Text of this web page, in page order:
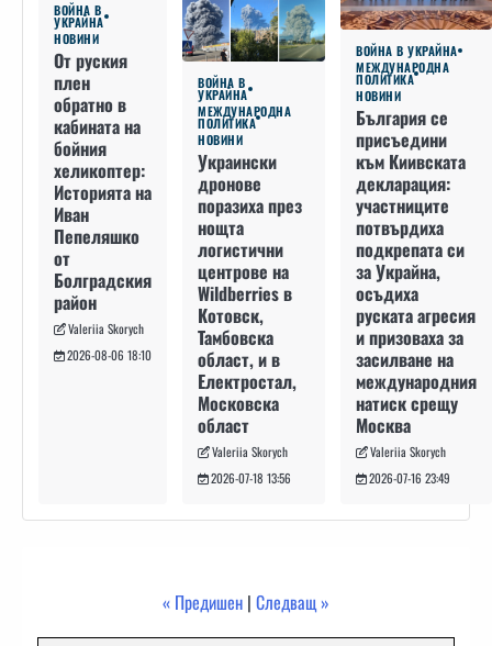
ВОЙНА В
УКРАЙНА
НОВИНИ
От руския
плен
обратно в
кабината на
бойния
хеликоптер:
Историята на
Иван
Пепеляшко
от
Болградския
район
Valeriia Skorych
2026-08-06 18:10
ВОЙНА В
УКРАЙНА
МЕЖДУНАРОДНА
ПОЛИТИКА
НОВИНИ
Украински
дронове
поразиха през
нощта
логистични
центрове на
Wildberries в
Котовск,
Тамбовска
област, и в
Електростал,
Московска
област
Valeriia Skorych
2026-07-18 13:56
ВОЙНА В УКРАЙНА
МЕЖДУНАРОДНА
ПОЛИТИКА
НОВИНИ
България се
присъедини
към Киивската
декларация:
участниците
потвърдиха
подкрепата си
за Украйна,
осъдиха
руската агресия
и призоваха за
засилване на
международния
натиск срещу
Москва
Valeriia Skorych
2026-07-16 23:49
« Предишен | Следващ »